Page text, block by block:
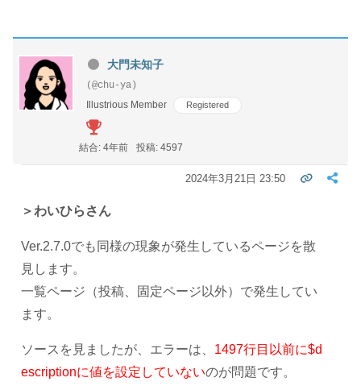
大門未知子
(@chu-ya)
Illustrious Member
Registered
結合: 4年前 投稿: 4597
2024年3月21日 23:50
＞わいひらさん
Ver.2.7.0でも同様の現象が発生しているページを散
見します。
一覧ページ（投稿、固定ページ以外）で発生してい
ます。
ソースを見ましたが、エラーは、 1497行目以前に$d
escriptionに値を設定していないのが問題です。